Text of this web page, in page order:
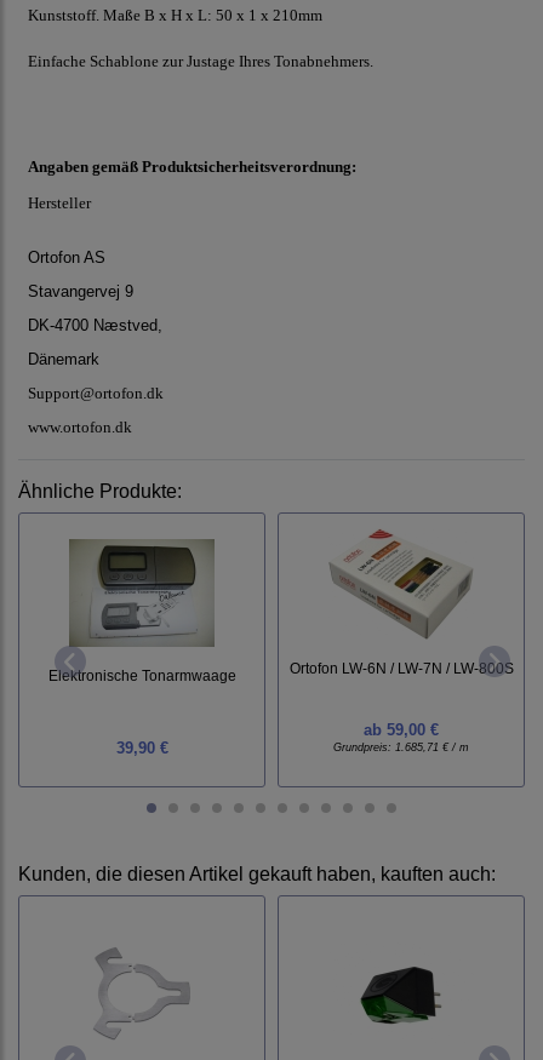
Kunststoff. Maße B x H x L: 50 x 1 x 210mm
Einfache Schablone zur Justage Ihres Tonabnehmers.
Angaben gemäß Produktsicherheitsverordnung:
Hersteller
Ortofon AS
Stavangervej 9
DK-4700 Næstved,
Dänemark
Support@ortofon.dk
www.ortofon.dk
Ähnliche Produkte:
Elektronische Tonarmwaage
39,90 €
Ortofon LW-6N / LW-7N / LW-800S
ab 59,00 €
Grundpreis: 1.685,71 € / m
Kunden, die diesen Artikel gekauft haben, kauften auch: